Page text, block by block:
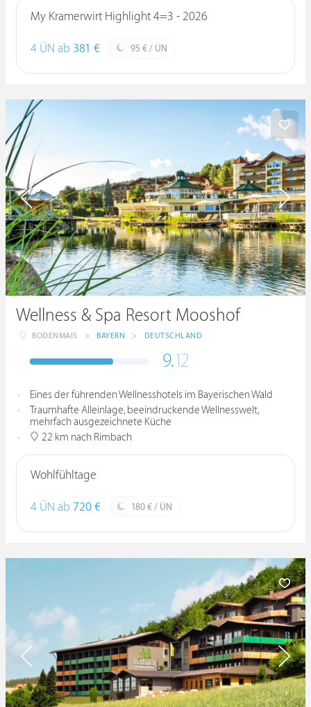
My Kramerwirt Highlight 4=3 - 2026
4 ÜN ab 381 € 95 € / ÜN
Wellness & Spa Resort Mooshof
BODENMAIS > BAYERN > DEUTSCHLAND
9.12
Eines der führenden Wellnesshotels im Bayerischen Wald
Traumhafte Alleinlage, beeindruckende Wellnesswelt,
mehrfach ausgezeichnete Küche
22 km nach Rimbach
Wohlfühltage
4 ÜN ab 720 € 180 € / ÜN